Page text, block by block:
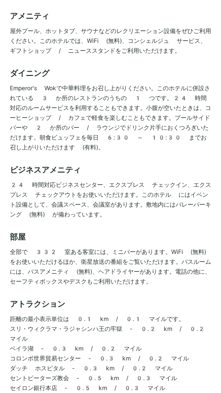
アメニティ
屋外プール、ホットタブ、サウナなどのレクリエーション設備をぜひご利用
ください。このホテルでは、WiFi (無料)、コンシェルジュ サービス、
ギフトショップ / ニューススタンドをご利用いただけます。
ダイニング
Emperor's Wokで中華料理をお召し上がりください。このホテルに併設さ
れている 3 か所のレストランのうちの 1 つです。24 時間
対応のルームサービスを利用することもできます。小腹が空いたときは、コ
ーヒーショップ / カフェで軽食を楽しむこともできます。プールサイド
バーや 2 か所のバー / ラウンジでドリンク片手におくつろぎいた
だけます。朝食ビュッフェを毎日 6:30 ～ 10:30 までお
召し上がりいただけます (有料)。
ビジネスアメニティ
24 時間対応ビジネスセンター、エクスプレス チェックイン、エクス
プレス チェックアウトをお使いいただけます。このホテル にはイベン
ト設備として、会議スペース、会議室があります。敷地内にはバレーパーキ
ング (無料) が備わっています。
部屋
全部で 332 室ある客室には、ミニバーがあります。WiFi (無料)
をお使いいただけるほか、衛星放送の番組をご覧いただけます。バスルーム
には、バスアメニティ (無料)、ヘアドライヤーがあります。電話の他に、
セーフティボックスやデスクもご利用いただけます。
アトラクション
距離の最小表示単位は 0.1 km / 0.1 マイルです。
スリ・ウィクラマ・ラジャシンハ王の牢獄 - 0.2 km / 0.2
マイル
ベイラ湖 - 0.3 km / 0.2 マイル
コロンボ世界貿易センター - 0.3 km / 0.2 マイル
ダッチ ホスピタル - 0.3 km / 0.2 マイル
セントピーターズ教会 - 0.5 km / 0.3 マイル
セイロン銀行本店 - 0.5 km / 0.3 マイル